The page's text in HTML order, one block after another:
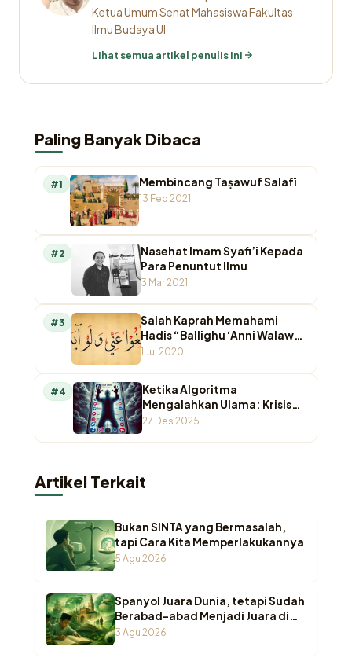
Ketua Umum Senat Mahasiswa Fakultas
Ilmu Budaya UI
Lihat semua artikel penulis ini
Paling Banyak Dibaca
#1 Membincang Taṣawuf Salafī
13 Feb 2021
#2
Nasehat Imam Syafi’i Kepada
Para Penuntut Ilmu
3 Mar 2021
#3
Salah Kaprah Memahami
Hadis “Ballighu ‘Anni Walaw
Ayah”
1 Jul 2020
#4
Ketika Algoritma
Mengalahkan Ulama: Krisis
Otoritas Keagamaan di
27 Des 2025
Artikel Terkait
Bukan SINTA yang Bermasalah,
tapi Cara Kita Memperlakukannya
5 Agu 2026
Spanyol Juara Dunia, tetapi Sudah
Berabad-abad Menjadi Juara di
Pesantren Indonesia
3 Agu 2026